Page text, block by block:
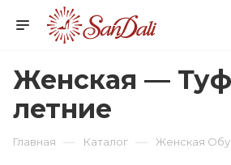
Женская —
летние
Главная — Каталог — Женская